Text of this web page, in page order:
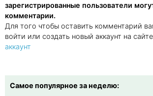
зарегистрированные пользователи
комментарии.
Для того чтобы оставить комментарий
войти или создать новый аккаунт на
аккаунт
Самое популярное за неделю: